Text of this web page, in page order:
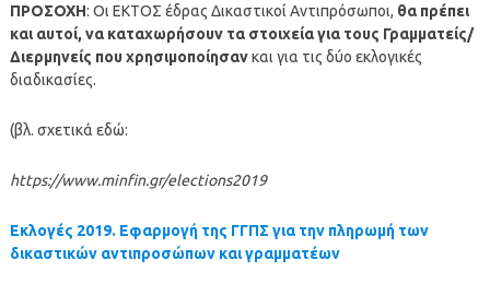
ΠΡΟΣΟΧΗ: Οι ΕΚΤΟΣ έδρας Δικαστικοί Αντιπρόσωποι, θα πρέπει
και αυτοί, να καταχωρήσουν τα στοιχεία για τους Γραμματείς/
Διερμηνείς που χρησιμοποίησανκαι για τις δύο εκλογικές
διαδικασίες.
(βλ. σχετικά εδώ:
https://www.minfin.gr/elections2019
Εκλογές 2019. Εφαρμογή της ΓΓΠΣ για την πληρωμή των
δικαστικών αντιπροσώπων και γραμματέων